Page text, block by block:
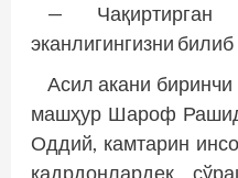
—
эканлигингизни
Асил акани
машҳур Шароф
Оддий, камтарин
қадрдонлардек